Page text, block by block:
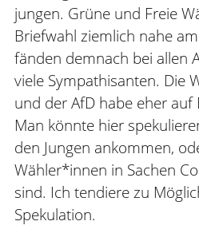
jungen. Grüne und Freie
Briefwahl ziemlich nahe
fänden demnach bei allen
viele Sympathisanten. Die
und der AfD habe eher auf
Man könnte hier
den Jungen ankommen,
Wähler*innen in Sachen
sind. Ich tendiere zu
Spekulation.